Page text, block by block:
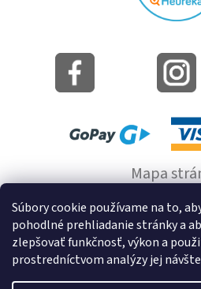
Súbory cookie používame na to,
pohodlné prehliadanie stránky a
zlepšovať funkčnosť, výkon a
prostredníctvom analýzy jej
Mapa
Informácie o
© 2022